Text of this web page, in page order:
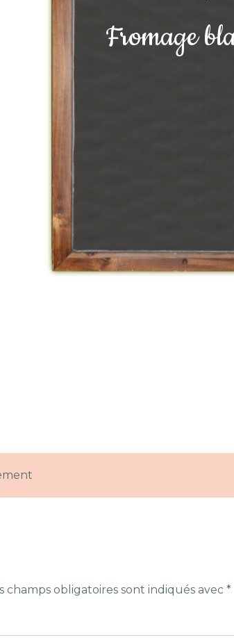
Fromage
champs obligatoires sont indiqués avec *